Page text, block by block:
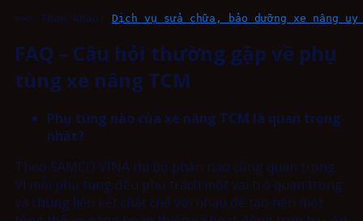
=>> Tham khảo: Dịch vụ sửa chữa, bảo dưỡng xe nâng
FAQ – Câu hỏi thường gặp về phụ
tùng xe nâng TCM
Phụ tùng nào của xe nâng TCM là quan trọng
nhất?
Theo SAMCO VINA thì bộ phận nào cũng quan trọng.
Vì mỗi phụ tùng đều phụ trách một vai trò quan trọng
và chúng liên kết chặt chẽ với nhau để tạo nên một